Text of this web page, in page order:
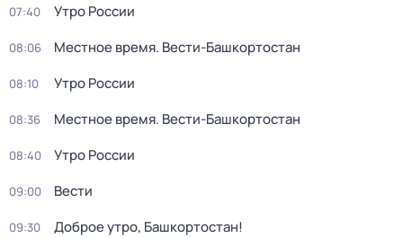
07:40 Утро России
08:06 Местное время. Вести-Башкортостан
08:10 Утро России
08:36 Местное время. Вести-Башкортостан
08:40 Утро России
09:00 Вести
09:30 Доброе утро, Башкортостан!